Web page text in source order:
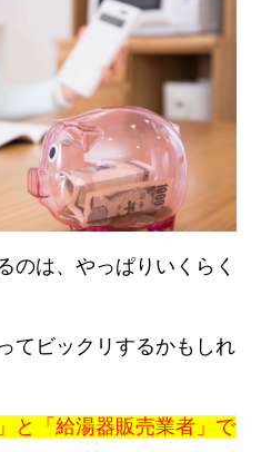
のは、やっぱりいくらく
てビックリするかもしれ
と「給湯器販売業者」で